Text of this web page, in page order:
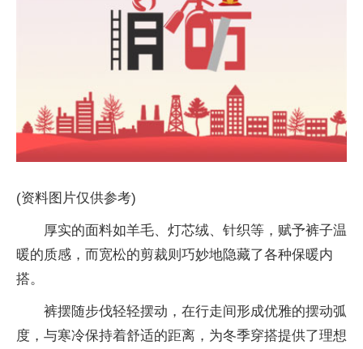
(资料图片仅供参考)
厚实的面料如羊毛、灯芯绒、针织等，赋予裤子温
暖的质感，而宽松的剪裁则巧妙地隐藏了各种保暖内
搭。
裤摆随步伐轻轻摆动，在行走间形成优雅的摆动弧
度，与寒冷保持着舒适的距离，为冬季穿搭提供了理想